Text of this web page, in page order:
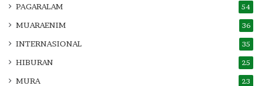
PAGARALAM 54
MUARAENIM 36
INTERNASIONAL 35
HIBURAN 25
MURA 23